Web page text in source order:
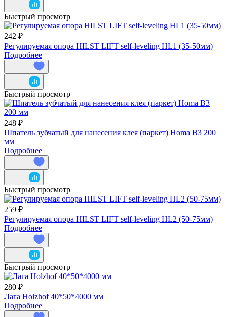
Быстрый просмотр
242 ₽
Регулируемая опора HILST LIFT self-leveling HL1 (35-50мм)
Подробнее
Быстрый просмотр
248 ₽
Шпатель зубчатый для нанесения клея (паркет) Homa В3 200
мм
Подробнее
Быстрый просмотр
259 ₽
Регулируемая опора HILST LIFT self-leveling HL2 (50-75мм)
Подробнее
Быстрый просмотр
280 ₽
Лага Holzhof 40*50*4000 мм
Подробнее